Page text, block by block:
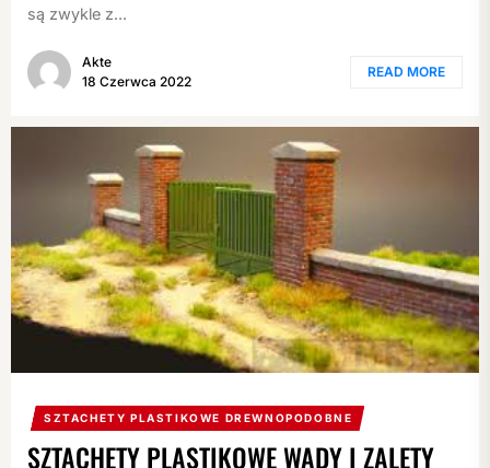
są zwykle z...
Akte
18 Czerwca 2022
READ MORE
SZTACHETY PLASTIKOWE DREWNOPODOBNE
SZTACHETY PLASTIKOWE WADY I ZALETY